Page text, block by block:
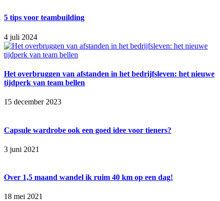
5 tips voor teambuilding
4 juli 2024
Het overbruggen van afstanden in het bedrijfsleven: het nieuwe
tijdperk van team bellen
15 december 2023
Capsule wardrobe ook een goed idee voor tieners?
3 juni 2021
Over 1,5 maand wandel ik ruim 40 km op een dag!
18 mei 2021